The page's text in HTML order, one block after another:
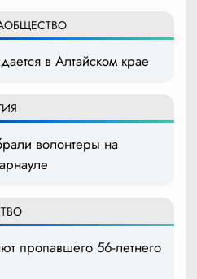
ОБЩЕСТВО
в Алтайском крае
волонтеры на
пропавшего 56-летнего